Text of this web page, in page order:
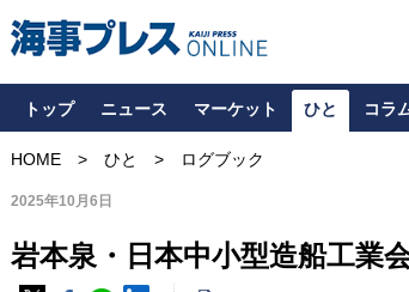
トップ ニュース マーケット ひと コラ
HOME ひと ログブック
2025年10月6日
岩本泉・日本中小型造船工業